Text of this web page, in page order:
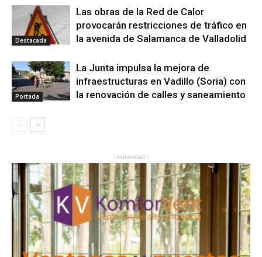
Destacada
Las obras de la Red de Calor
provocarán restricciones de tráfico en
la avenida de Salamanca de Valladolid
Portada
La Junta impulsa la mejora de
infraestructuras en Vadillo (Soria) con
la renovación de calles y saneamiento
- Publicidad -